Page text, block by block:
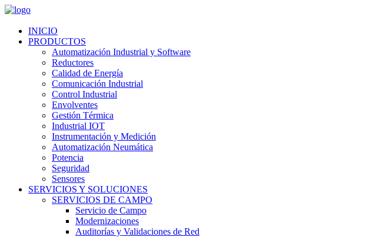
INICIO
PRODUCTOS
Automatización Industrial y Software
Reductores
Calidad de Energía
Comunicación Industrial
Control Industrial
Envolventes
Gestión Térmica
Industrial IOT
Instrumentación y Medición
Automatización Neumática
Potencia
Seguridad
Sensores
SERVICIOS Y SOLUCIONES
SERVICIOS DE CAMPO
Servicio de Campo
Modernizaciones
Auditorías y Validaciones de Red